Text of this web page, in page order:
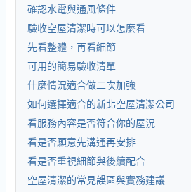
確認水電與通風條件
驗收空屋清潔時可以怎麼看
先看整體，再看細節
可用的簡易驗收清單
什麼情況適合做二次加強
如何選擇適合的新北空屋清潔公司
看服務內容是否符合你的屋況
看是否願意先溝通再安排
看是否重視細節與後續配合
空屋清潔的常見誤區與實務建議